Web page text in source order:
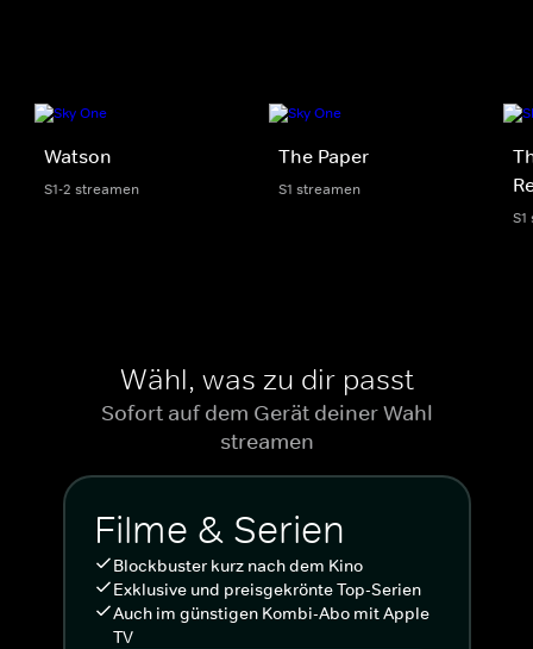
Watson
S1-2 streamen
The Paper
S1 streamen
Wähl, was zu dir passt
Sofort auf dem Gerät deiner Wahl
streamen
Filme & Serien
Blockbuster kurz nach dem Kino
Exklusive und preisgekrönte Top-Serien
Auch im günstigen Kombi-Abo mit Apple
TV